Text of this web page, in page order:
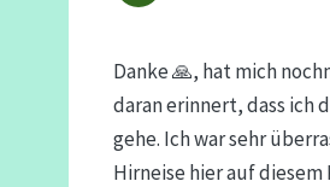
Danke 🙏, hat mich
daran erinnert, dass ich
gehe. Ich war sehr
Hirneise hier auf diesem